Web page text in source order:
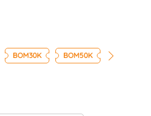
BOM30K BOM50K